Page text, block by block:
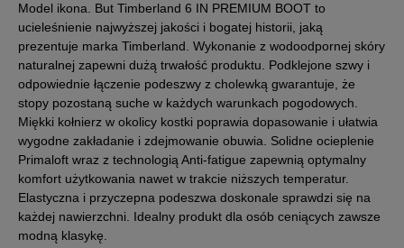
41 25,5 cm Powiadom o dostępności
41,5 26 cm Powiadom o dostępności
42 26,5 cm Powiadom o dostępności
43 27 cm Powiadom o dostępności
43,5 27,5 cm Powiadom o dostępności
Model ikona. But Timberland 6 IN PREMIUM BOOT to
ucieleśnienie najwyższej jakości i bogatej historii, jaką
prezentuje marka Timberland. Wykonanie z wodoodpornej skóry
naturalnej zapewni dużą trwałość produktu. Podklejone szwy i
odpowiednie łączenie podeszwy z cholewką gwarantuje, że
stopy pozostaną suche w każdych warunkach pogodowych.
Miękki kołnierz w okolicy kostki poprawia dopasowanie i ułatwia
wygodne zakładanie i zdejmowanie obuwia. Solidne ocieplenie
Primaloft wraz z technologią Anti-fatigue zapewnią optymalny
komfort użytkowania nawet w trakcie niższych temperatur.
Elastyczna i przyczepna podeszwa doskonale sprawdzi się na
każdej nawierzchni. Idealny produkt dla osób ceniących zawsze
modną klasykę.